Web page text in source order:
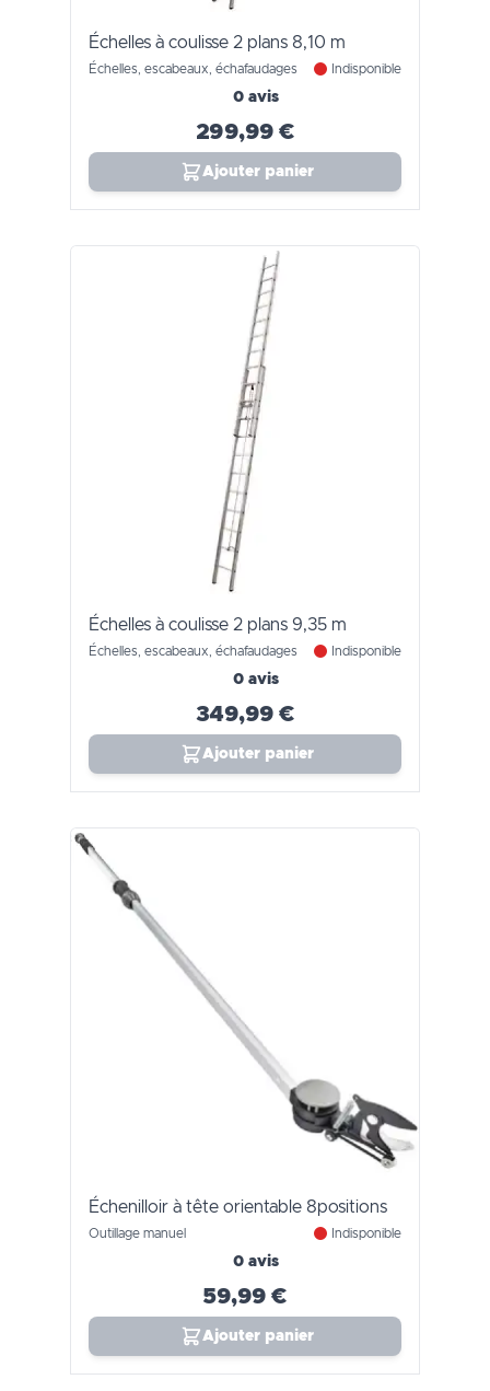
Échelles à coulisse 2 plans 8,10 m
Échelles, escabeaux, échafaudages Indisponible
0 avis
299,99 €
Ajouter panier
Échelles à coulisse 2 plans 9,35 m
Échelles, escabeaux, échafaudages Indisponible
0 avis
349,99 €
Ajouter panier
Échenilloir à tête orientable 8positions
Outillage manuel Indisponible
0 avis
59,99 €
Ajouter panier